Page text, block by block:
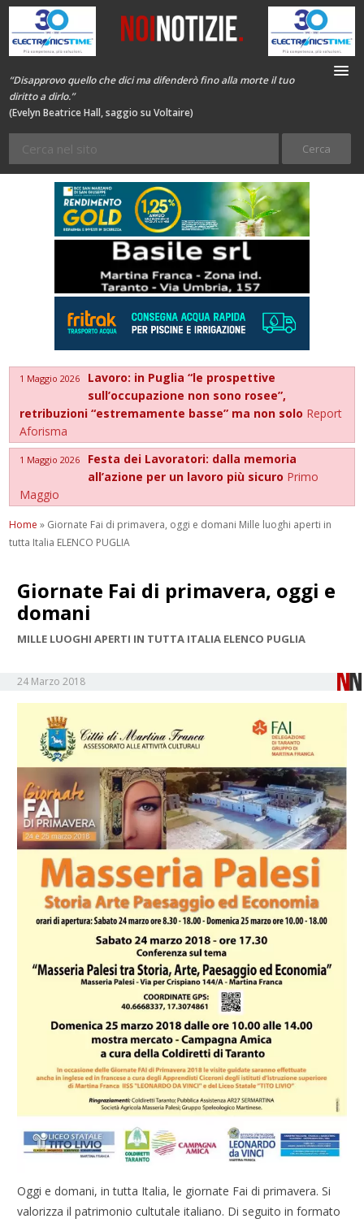
“Disapprovo quello che dici ma difenderò fino alla morte il tuo
diritto a dirlo.”
(Evelyn Beatrice Hall, saggio su Voltaire)
1 Maggio 2026
Lavoro: in Puglia “le prospettive
sull’occupazione non sono rosee”,
retribuzioni “estremamente basse” ma non solo Report
Aforisma
1 Maggio 2026
Festa dei Lavoratori: dalla memoria
all’azione per un lavoro più sicuro Primo
Maggio
Home » Giornate Fai di primavera, oggi e domani Mille luoghi aperti in
tutta Italia ELENCO PUGLIA
Giornate Fai di primavera, oggi e
domani
MILLE LUOGHI APERTI IN TUTTA ITALIA ELENCO PUGLIA
24 Marzo 2018
Oggi e domani, in tutta Italia, le giornate Fai di primavera. Si
valorizza il patrimonio cultutale italiano. Di seguito in formato